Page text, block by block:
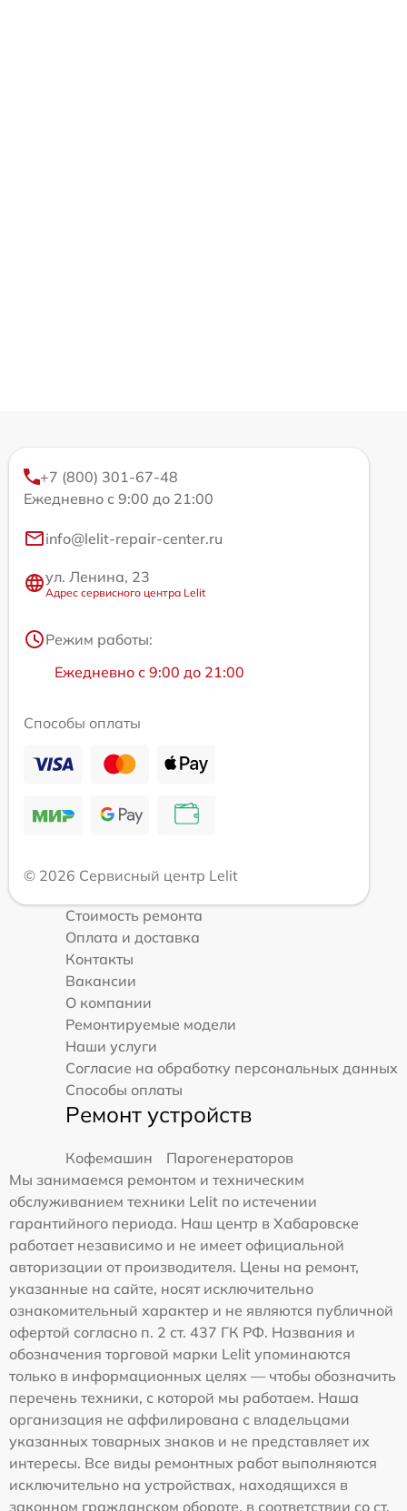
+7 (800) 301-67-48
Ежедневно с 9:00 до 21:00
info@lelit-repair-center.ru
ул. Ленина, 23
Адрес сервисного центра Lelit
Режим работы:
Ежедневно с 9:00 до 21:00
Способы оплаты
© 2026 Сервисный центр Lelit
Стоимость ремонта
Оплата и доставка
Контакты
Вакансии
О компании
Ремонтируемые модели
Наши услуги
Согласие на обработку персональных данных
Способы оплаты
Ремонт устройств
Кофемашин
Парогенераторов
Мы занимаемся ремонтом и техническим
обслуживанием техники Lelit по истечении
гарантийного периода. Наш центр в Хабаровске
работает независимо и не имеет официальной
авторизации от производителя. Цены на ремонт,
указанные на сайте, носят исключительно
ознакомительный характер и не являются публичной
офертой согласно п. 2 ст. 437 ГК РФ. Названия и
обозначения торговой марки Lelit упоминаются
только в информационных целях — чтобы обозначить
перечень техники, с которой мы работаем. Наша
организация не аффилирована с владельцами
указанных товарных знаков и не представляет их
интересы. Все виды ремонтных работ выполняются
исключительно на устройствах, находящихся в
законном гражданском обороте, в соответствии со ст.